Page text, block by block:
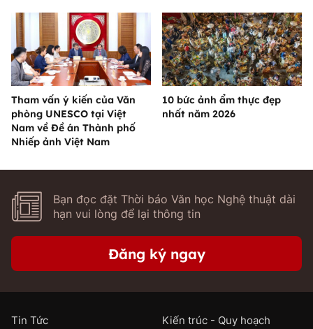
Tham vấn ý kiến của Văn
phòng UNESCO tại Việt
Nam về Đề án Thành phố
Nhiếp ảnh Việt Nam
10 bức ảnh ẩm thực đẹp
nhất năm 2026
Bạn đọc đặt Thời báo Văn học Nghệ thuật dài
hạn vui lòng để lại thông tin
Đăng ký ngay
Tin Tức
Kiến trúc - Quy hoạch